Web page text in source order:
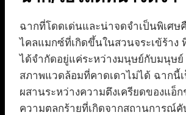
ฉากที่โดดเด่นและน่าจดจำเป็นพิเศษ
ไคลแมกซ์ที่เกิดขึ้นในสวนจระเข้ร้าง
ได้จำกัดอยู่แค่ระหว่างมนุษย์กับมนุษย์
สภาพแวดล้อมที่คาดเดาไม่ได้ ฉากนี้
ผสานระหว่างความตึงเครียดของแอ็
ความตลกร้ายที่เกิดจากสถานการณ์